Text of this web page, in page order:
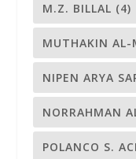
M.Z. BILLAL (4)
MUTHAKIN AL-
NIPEN ARYA
NORRAHMAN
POLANCO S.